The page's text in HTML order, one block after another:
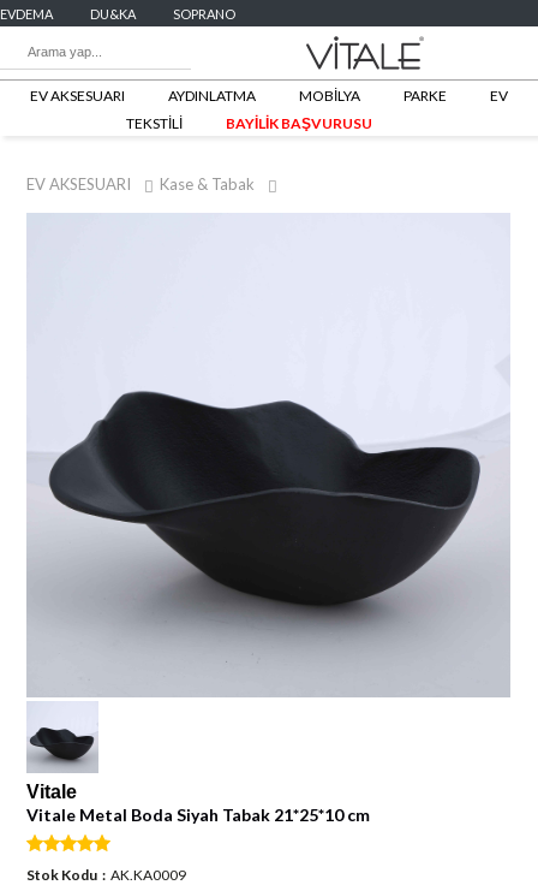
EVDEMA DU&KA SOPRANO
EV AKSESUARI AYDINLATMA MOBİLYA PARKE
EV
TEKSTİLİ
BAYİLİK BAŞVURUSU
EV AKSESUARI Kase & Tabak
Vitale
Vitale Metal Boda Siyah Tabak 21*25*10 cm
Stok Kodu
AK.KA0009